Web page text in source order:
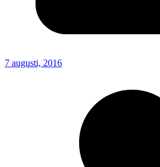
7 augusti, 2016